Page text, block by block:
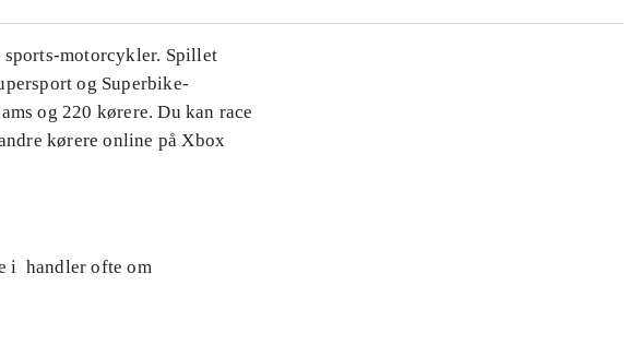
motorcykler. Spillet
og Superbike-
og 220 kørere. Du kan race
kørere online på Xbox
i handler ofte om